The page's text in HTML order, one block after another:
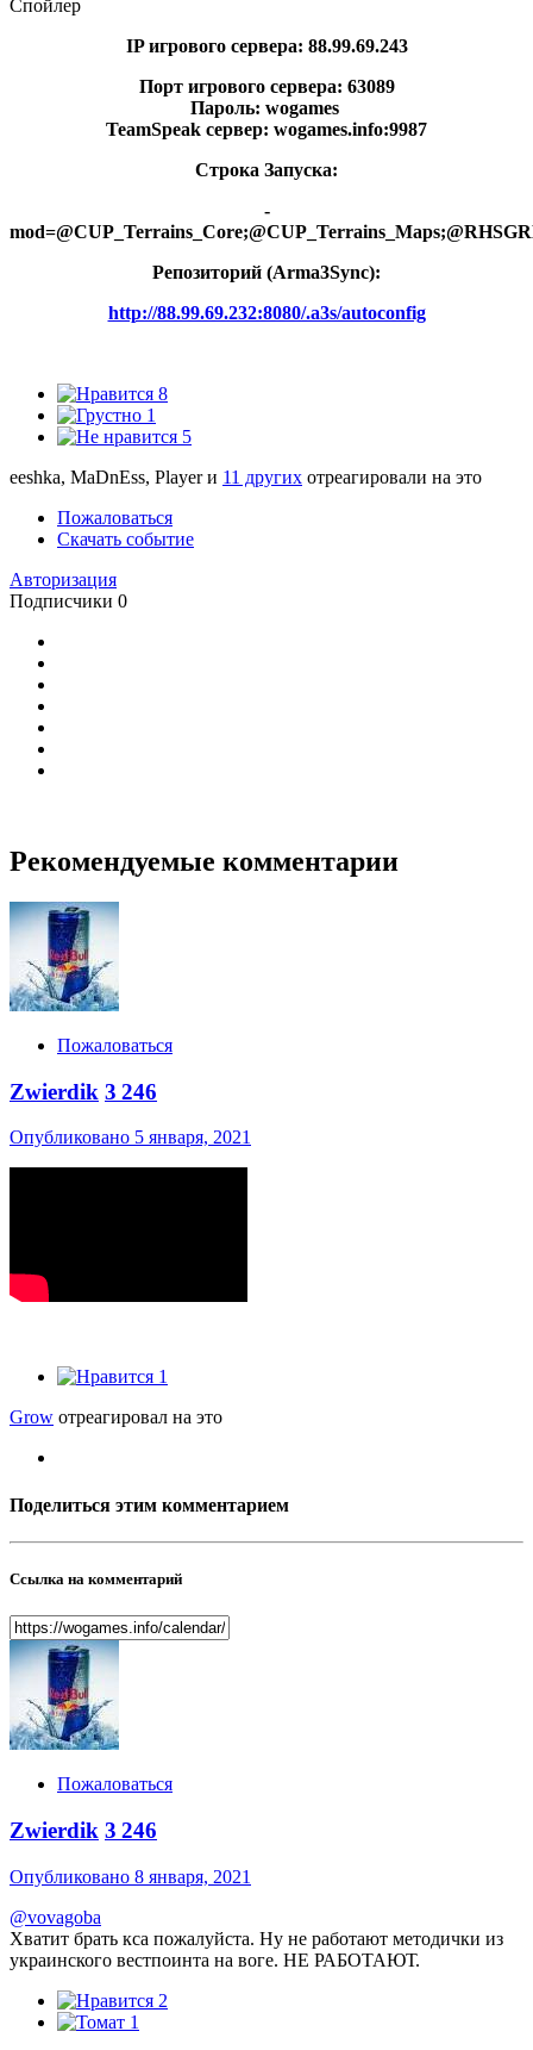
Спойлер
IP игрового сервера: 88.99.69.243
Порт игрового сервера: 63089
Пароль: wogames
TeamSpeak сервер: wogames.info:9987
Строка Запуска:
-
Репозиторий (Arma3Synс):
http://88.99.69.232:8080/.a3s/autoconfig
8
1
5
eeshka, MaDnEss, Player и 11 других отреагировали на это
Пожаловаться
Скачать событие
Авторизация
Подписчики 0
Рекомендуемые комментарии
Пожаловаться
Zwierdik 3 246
Опубликовано 5 января, 2021
1
Grow отреагировал на это
Поделиться этим комментарием
Ссылка на комментарий
Пожаловаться
Zwierdik 3 246
Опубликовано 8 января, 2021
@vovagoba
Хватит брать кса пожалуйста. Ну не работают методички из
украинского вестпоинта на воге. НЕ РАБОТАЮТ.
2
1